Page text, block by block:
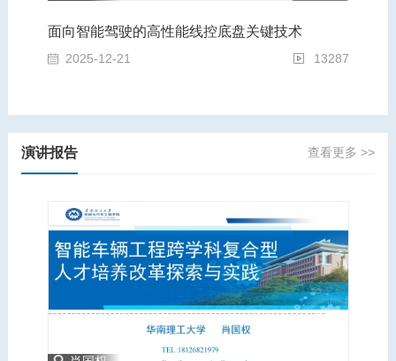
面向智能驾驶的高性能线控底盘关键技术
2025-12-21 13287
演讲报告 查看更多 >>